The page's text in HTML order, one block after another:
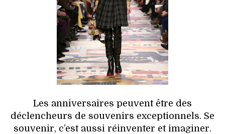
Les anniversaires peuvent être des
déclencheurs de souvenirs exceptionnels. Se
souvenir, c’est aussi réinventer et imaginer.